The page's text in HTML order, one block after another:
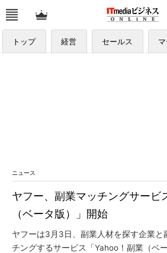
トップ 経営 セールス
ニュース
ヤフー、副業マッチングサービ
（ベータ版）」開始
ヤフーは3月3日、副業人材を探す企業と
チングするサービス「Yahoo！副業（ベ